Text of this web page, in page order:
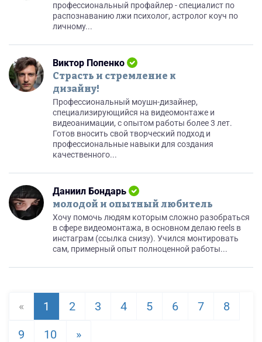
профессиональный профайлер - специалист по
распознаванию лжи психолог, астролог коуч по
личному...
Виктор Попенко
Страсть и стремление к
дизайну!
Профессиональный моушн-дизайнер,
специализирующийся на видеомонтаже и
видеоанимации, с опытом работы более 3 лет.
Готов вносить свой творческий подход и
профессиональные навыки для создания
качественного...
Даниил Бондарь
молодой и опытный любитель
Хочу помочь людям которым сложно разобраться
в сфере видеомонтажа, в основном делаю reels в
инстаграм (ссылка снизу). Учился монтировать
сам, примерный опыт полноценной работы...
« 1 2 3 4 5 6 7
8
9
10 »